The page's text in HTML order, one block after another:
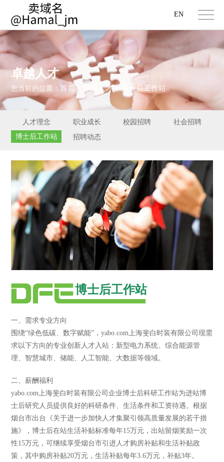
EN
卓越人才
您当前的位置：首页 > 卓越人才 >博士后工作站
人才理念 职业成长 校园招聘
社会招聘
博士后工作站
招聘动态
博士后工作站
一、需求专业方向
围绕“绿色低碳、数字赋能”，yabo.com上海斐白时装有限公司现需
求以下方向的专业创新人才入站：新型电力系统、综合能源管
理、智慧城市、储能、人工智能、大数据等领域。
二、薪酬福利
yabo.com上海斐白时装有限公司企业博士后科研工作站为进站博
士后研究人员提供良好的科研条件、生活条件和工资待遇。根据
烟台市出台《关于进一步加快人才集聚引领高质量发展的若干措
施》，博士后在站生活补贴标准每年15万元，出站留烟奖励一次
性15万元，可继续享受烟台市引进人才购房补贴和生活补贴政
策，其中购房补贴20万元，生活补贴每年3.6万元，补贴3年。